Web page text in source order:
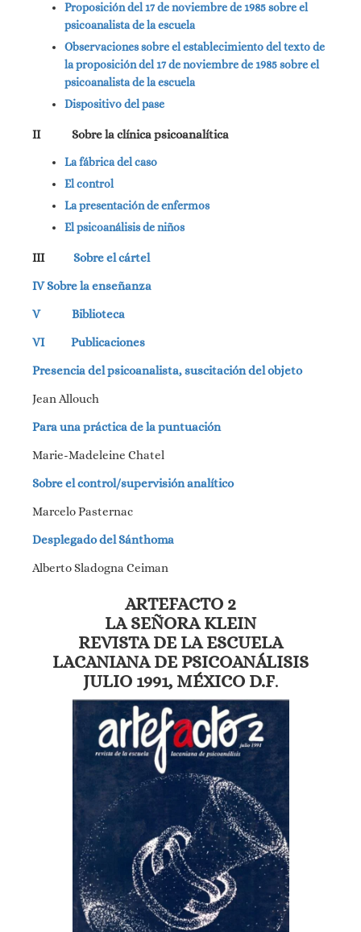
Proposición del 17 de noviembre de 1985 sobre el
psicoanalista de la escuela
Observaciones sobre el establecimiento del texto de
la proposición del 17 de noviembre de 1985 sobre el
psicoanalista de la escuela
Dispositivo del pase
II Sobre la clínica psicoanalítica
La fábrica del caso
El control
La presentación de enfermos
El psicoanálisis de niños
III
Sobre el cártel
IV Sobre la enseñanza
V Biblioteca
VI Publicaciones
Presencia del psicoanalista, suscitación del objeto
Jean Allouch
Para una práctica de la puntuación
Marie-Madeleine Chatel
Sobre el control/supervisión analítico
Marcelo Pasternac
Desplegado del Sánthoma
Alberto Sladogna Ceiman
ARTEFACTO 2
LA SEÑORA KLEIN
REVISTA DE LA ESCUELA
LACANIANA DE PSICOANÁLISIS
JULIO 1991, MÉXICO D.F.